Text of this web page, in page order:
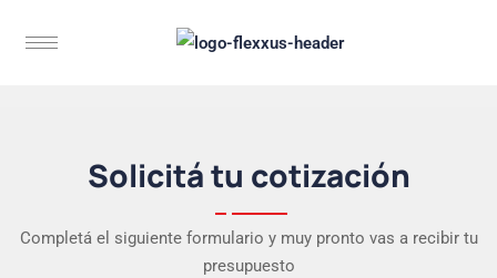
Solicitá tu cotización
Completá el siguiente formulario y muy pronto vas a recibir tu
presupuesto